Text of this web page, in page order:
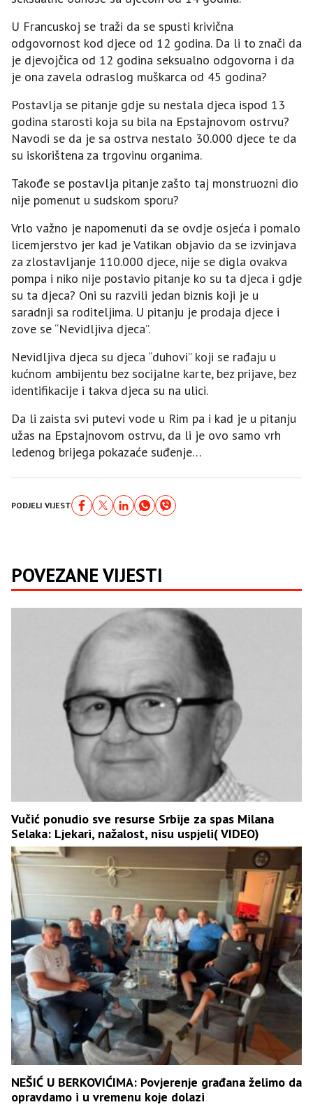
U Francuskoj se traži da se spusti krivična
odgovornost kod djece od 12 godina. Da li to znači da
je djevojčica od 12 godina seksualno odgovorna i da
je ona zavela odraslog muškarca od 45 godina?
Postavlja se pitanje gdje su nestala djeca ispod 13
godina starosti koja su bila na Epstajnovom ostrvu?
Navodi se da je sa ostrva nestalo 30.000 djece te da
su iskorištena za trgovinu organima.
Takođe se postavlja pitanje zašto taj monstruozni dio
nije pomenut u sudskom sporu?
Vrlo važno je napomenuti da se ovdje osjeća i pomalo
licemjerstvo jer kad je Vatikan objavio da se izvinjava
za zlostavljanje 110.000 djece, nije se digla ovakva
pompa i niko nije postavio pitanje ko su ta djeca i gdje
su ta djeca? Oni su razvili jedan biznis koji je u
saradnji sa roditeljima. U pitanju je prodaja djece i
zove se “Nevidljiva djeca”.
Nevidljiva djeca su djeca “duhovi” koji se rađaju u
kućnom ambijentu bez socijalne karte, bez prijave, bez
identifikacije i takva djeca su na ulici.
Da li zaista svi putevi vode u Rim pa i kad je u pitanju
užas na Epstajnovom ostrvu, da li je ovo samo vrh
ledenog brijega pokazaće suđenje…
PODJELI VIJEST
POVEZANE VIJESTI
Vučić ponudio sve resurse Srbije za spas Milana
Selaka: Ljekari, nažalost, nisu uspjeli( VIDEO)
NEŠIĆ U BERKOVIĆIMA: Povjerenje građana želimo da
opravdamo i u vremenu koje dolazi